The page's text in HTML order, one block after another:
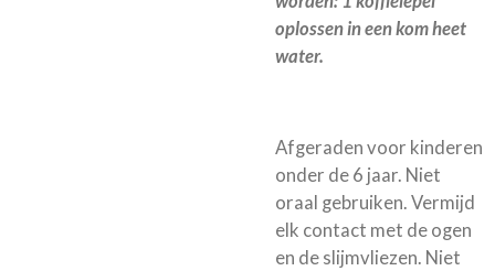
oplossen in een kom heet
water.
Afgeraden voor kinderen
onder de 6 jaar. Niet
oraal gebruiken. Vermijd
elk contact met de ogen
en de slijmvliezen. Niet